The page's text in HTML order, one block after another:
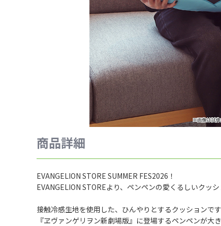
商品詳細
EVANGELION STORE SUMMER FES2026！
EVANGELION STOREより、ペンペンの愛くるしいクッシ
接触冷感生地を使用した、ひんやりとするクッションです
『ヱヴァンゲリヲン新劇場版』に登場するペンペンが大